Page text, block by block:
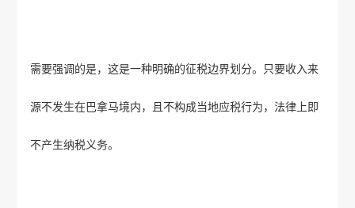
需要强调的是，这是一种明确的征税边界划分。只要收入来
源不发生在巴拿马境内，且不构成当地应税行为，法律上即
不产生纳税义务。